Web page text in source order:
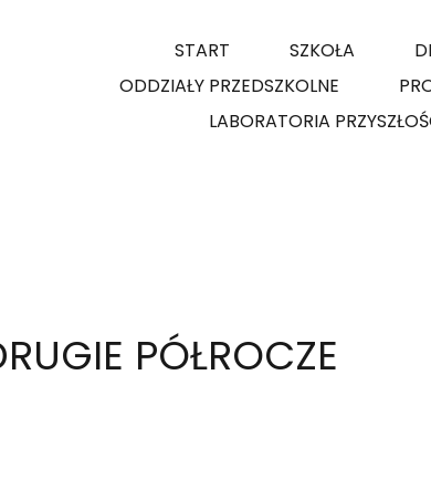
START SZKOŁA
ODDZIAŁY PRZEDSZKOLNE
LABORATORIA
PÓŁROCZE